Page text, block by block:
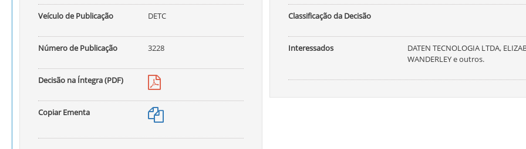
Veículo de Publicação DETC
Número de Publicação 3228
Decisão na Íntegra (PDF)
Copiar Ementa
Classificação da Decisão
Interessados
DATEN TECNOLOGIA LTDA,
WANDERLEY e outros.